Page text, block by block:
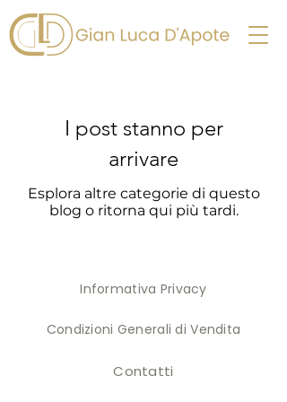
I post stanno per
arrivare
Esplora altre categorie di questo
blog o ritorna qui più tardi.
Informativa Privacy
Condizioni Generali di Vendita
Contatti